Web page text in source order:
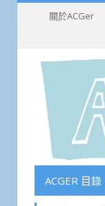
關於ACGer
ACGER 目錄